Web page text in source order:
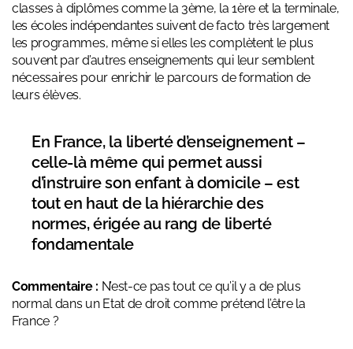
classes à diplômes comme la 3ème, la 1ère et la terminale,
les écoles indépendantes suivent de facto très largement
les programmes, même si elles les complètent le plus
souvent par d’autres enseignements qui leur semblent
nécessaires pour enrichir le parcours de formation de
leurs élèves.
En France, la liberté d’enseignement –
celle-là même qui permet aussi
d’instruire son enfant à domicile – est
tout en haut de la hiérarchie des
normes, érigée au rang de liberté
fondamentale
Commentaire : N’est-ce pas tout ce qu’il y a de plus
normal dans un Etat de droit comme prétend l’être la
France ?